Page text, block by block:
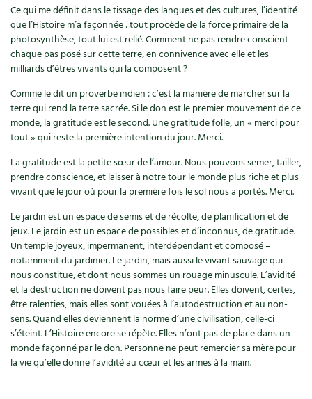
Ce qui me définit dans le tissage des langues et des cultures, l’identité
que l’Histoire m’a façonnée : tout procède de la force primaire de la
photosynthèse, tout lui est relié. Comment ne pas rendre conscient
chaque pas posé sur cette terre, en connivence avec elle et les
milliards d’êtres vivants qui la composent ?
Comme le dit un proverbe indien : c’est la manière de marcher sur la
terre qui rend la terre sacrée. Si le don est le premier mouvement de ce
monde, la gratitude est le second. Une gratitude folle, un « merci pour
tout » qui reste la première intention du jour. Merci.
La gratitude est la petite sœur de l’amour. Nous pouvons semer, tailler,
prendre conscience, et laisser à notre tour le monde plus riche et plus
vivant que le jour où pour la première fois le sol nous a portés. Merci.
Le jardin est un espace de semis et de récolte, de planification et de
jeux. Le jardin est un espace de possibles et d’inconnus, de gratitude.
Un temple joyeux, impermanent, interdépendant et composé –
notamment du jardinier. Le jardin, mais aussi le vivant sauvage qui
nous constitue, et dont nous sommes un rouage minuscule. L’avidité
et la destruction ne doivent pas nous faire peur. Elles doivent, certes,
être ralenties, mais elles sont vouées à l’autodestruction et au non-
sens. Quand elles deviennent la norme d’une civilisation, celle-ci
s’éteint. L’Histoire encore se répète. Elles n’ont pas de place dans un
monde façonné par le don. Personne ne peut remercier sa mère pour
la vie qu’elle donne l‘avidité au cœur et les armes à la main.